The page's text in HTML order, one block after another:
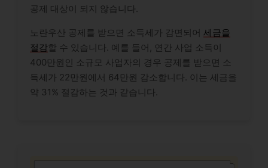
공제 대상이 되지 않습니다.
노란우산 공제를 받으면 소득세가 감면되어 세금을
절감할 수 있습니다. 예를 들어, 연간 사업 소득이
400만원인 소규모 사업자의 경우 공제를 받으면 소
득세가 22만원에서 64만원 감소합니다. 이는 세금을
약 31% 절감하는 것과 같습니다.